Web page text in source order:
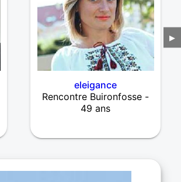
eleigance
Rencontre Buironfosse -
49 ans
▶